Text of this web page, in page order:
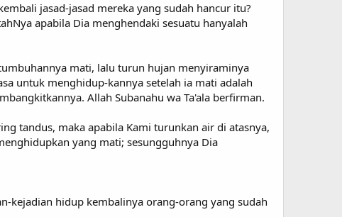
jasad-jasad mereka yang sudah hancur itu?
apabila Dia menghendaki sesuatu hanyalah
mati, lalu turun hujan menyiraminya
untuk menghidup-kannya setelah ia mati adalah
Allah Subanahu wa Ta'ala berfirman.
tandus, maka apabila Kami turunkan air di atasnya,
yang mati; sesungguhnya Dia
kejadian hidup kembalinya orang-orang yang sudah